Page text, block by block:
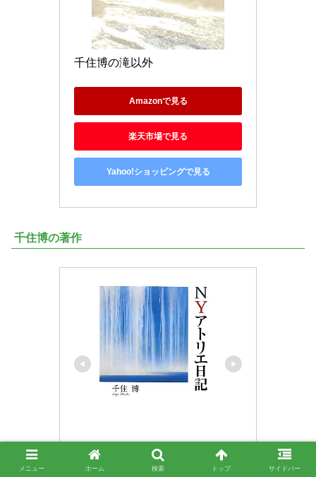
千住博の滝以外
Amazonで見る
楽天市場で見る
Yahoo!ショッピングで見る
千住博の著作
NY(ニューヨーク)アトリエ日記
メニュー ホーム 検索 トップ サイドバー